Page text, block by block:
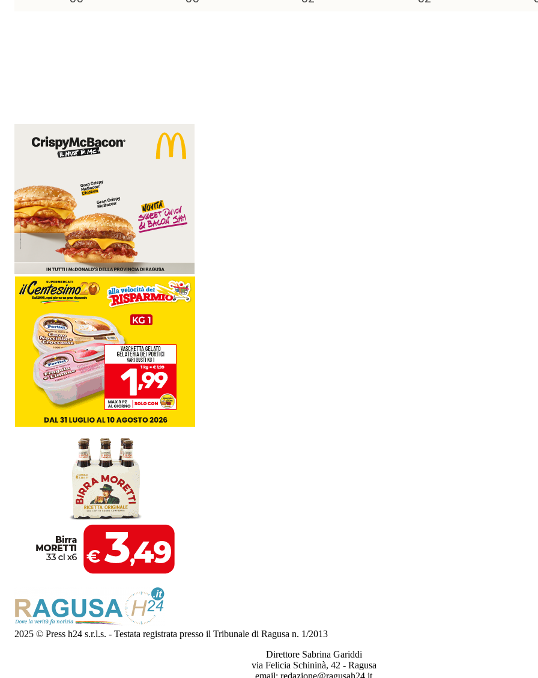
2025 © Press h24 s.r.l.s. - Testata registrata presso il Tribunale di Ragusa n. 1/2013
Direttore Sabrina Gariddi
via Felicia Schininà, 42 - Ragusa
email: redazione@ragusah24.it